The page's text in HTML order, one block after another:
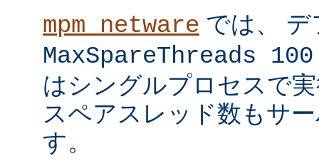
mpm_netware では、
MaxSpareThreads 100
はシングルプロセスで
スペアスレッド数もサ
す。